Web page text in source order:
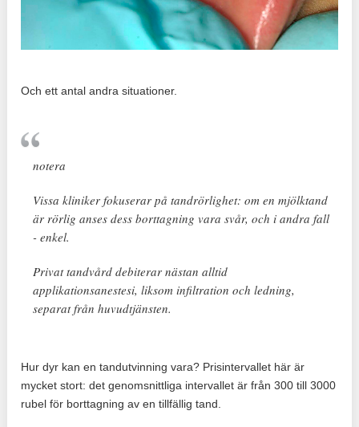
Och ett antal andra situationer.
notera
Vissa kliniker fokuserar på tandrörlighet: om en mjölktand
är rörlig anses dess borttagning vara svår, och i andra fall
- enkel.
Privat tandvård debiterar nästan alltid
applikationsanestesi, liksom infiltration och ledning,
separat från huvudtjänsten.
Hur dyr kan en tandutvinning vara? Prisintervallet här är
mycket stort: ​​det genomsnittliga intervallet är från 300 till 3000
rubel för borttagning av en tillfällig tand.